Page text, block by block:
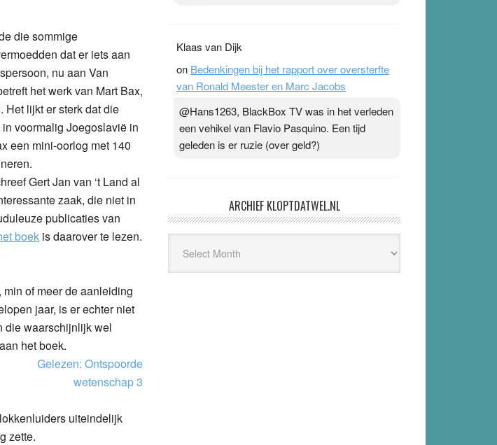
die sommige
dat er iets aan
nu aan Van
het werk van Mart Bax,
Het lijkt er sterk dat die
voormalig Joegoslavië in
een mini-oorlog met 140
Gert Jan van ‘t Land al
zaak, die niet in
publicaties van
boek is daarover te lezen.
of meer de aanleiding
jaar, is er echter niet
die waarschijnlijk wel
het boek.
uiteindelijk
zette.
Klaas van Dijk
on Bedenkingen bij het rapport over oversterfte
van Ronald Meester en Marc Jacobs
@Hans1263, BlackBox TV was in het verleden
een vehikel van Flavio Pasquino. Een tijd
geleden is er ruzie (over geld?)
ARCHIEF KLOPTDATWEL.NL
Kloptdatwel.nl